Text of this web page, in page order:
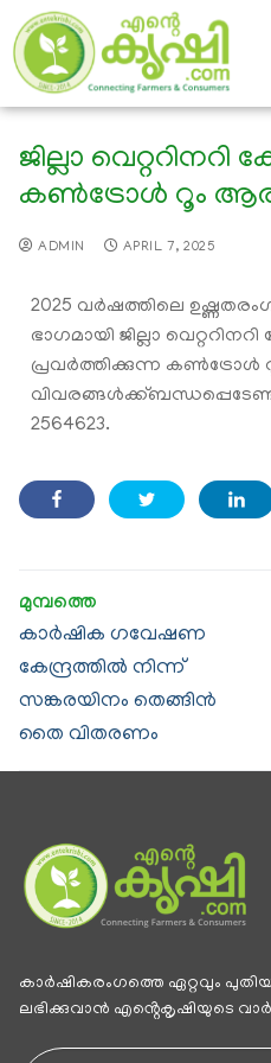
ജില്ലാ വെറ്ററിനറി
കൺട്രോൾ റൂം
ADMIN APRIL 7, 2025
2025 വർഷത്തിലെ
ഭാഗമായി ജില്ലാ
പ്രവർത്തിക്കുന്ന കൺട്രോൾ
2564623.
കാർഷിക ഗവേഷണ
കേന്ദ്രത്തിൽ നിന്ന്
സങ്കരയിനം തെങ്ങിൻ
തൈ വിതരണം
കാര്‍ഷികരംഗത്തെ ഏറ്റവും
ലഭിക്കുവാന്‍ എൻ്റെകൃഷിയുടെ